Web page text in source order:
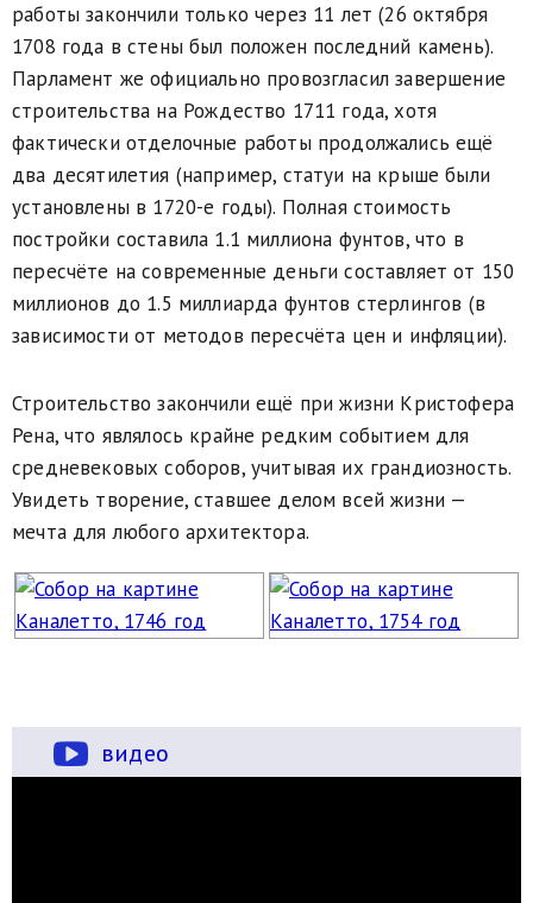
работы закончили только через 11 лет (26 октября
1708 года в стены был положен последний камень).
Парламент же официально провозгласил завершение
строительства на Рождество 1711 года, хотя
фактически отделочные работы продолжались ещё
два десятилетия (например, статуи на крыше были
установлены в 1720-е годы). Полная стоимость
постройки составила 1.1 миллиона фунтов, что в
пересчёте на современные деньги составляет от 150
миллионов до 1.5 миллиарда фунтов стерлингов (в
зависимости от методов пересчёта цен и инфляции).
Строительство закончили ещё при жизни Кристофера
Рена, что являлось крайне редким событием для
средневековых соборов, учитывая их грандиозность.
Увидеть творение, ставшее делом всей жизни —
мечта для любого архитектора.
видео